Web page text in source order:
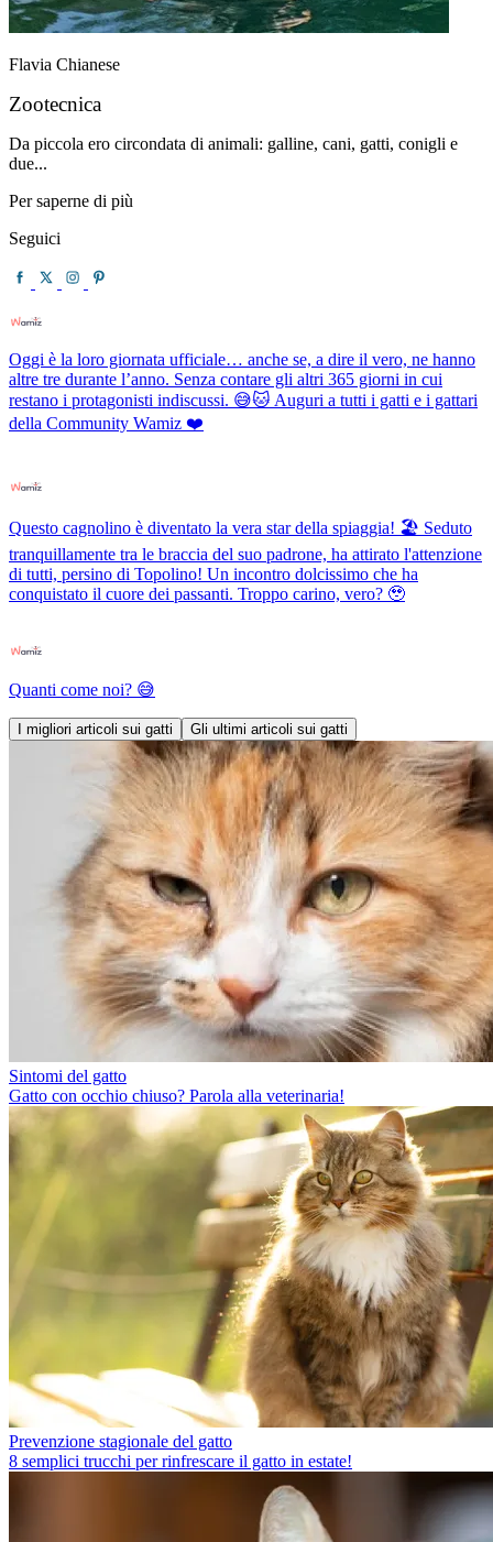
Flavia Chianese
Zootecnica
Da piccola ero circondata di animali: galline, cani, gatti, conigli e
due...
Per saperne di più
Seguici
Oggi è la loro giornata ufficiale… anche se, a dire il vero, ne hanno
altre tre durante l’anno. Senza contare gli altri 365 giorni in cui
restano i protagonisti indiscussi. 😅🐱 Auguri a tutti i gatti e i gattari
della Community Wamiz ❤️
Questo cagnolino è diventato la vera star della spiaggia! 🏖️ Seduto
tranquillamente tra le braccia del suo padrone, ha attirato l'attenzione
di tutti, persino di Topolino! Un incontro dolcissimo che ha
conquistato il cuore dei passanti. Troppo carino, vero? 🥹
Quanti come noi? 😅
I migliori articoli sui gatti Gli ultimi articoli sui gatti
Sintomi del gatto
Gatto con occhio chiuso? Parola alla veterinaria!
Prevenzione stagionale del gatto
8 semplici trucchi per rinfrescare il gatto in estate!